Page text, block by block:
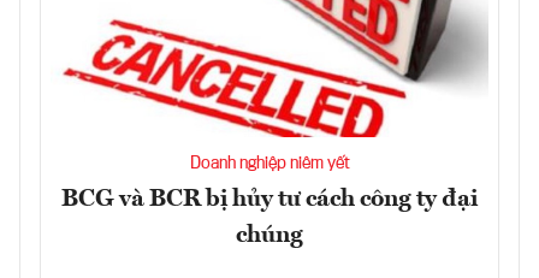
Doanh nghiệp niêm yết
BCG và BCR bị hủy tư cách công ty đại
chúng